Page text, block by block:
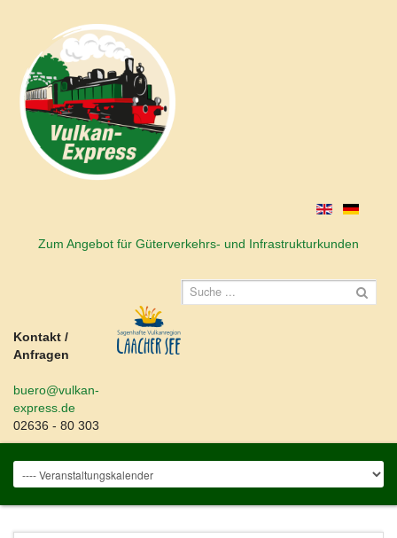
Zum Angebot für Güterverkehrs- und Infrastrukturkunden
Kontakt /
Anfragen
buero@vulkan-
express.de
02636 - 80 303